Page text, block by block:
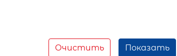
Очистить Показать